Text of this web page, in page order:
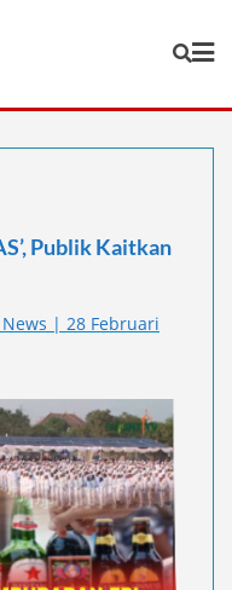
Publik Kaitkan
| 28 Februari